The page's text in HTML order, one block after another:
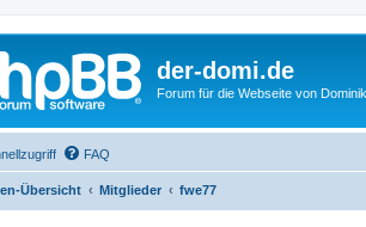
der-domi.de
Forum für die Webseite von
FAQ
Übersicht Mitglieder fwe77